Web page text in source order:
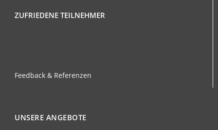
ZUFRIEDENE TEILNEHMER
Feedback & Referenzen
UNSERE ANGEBOTE